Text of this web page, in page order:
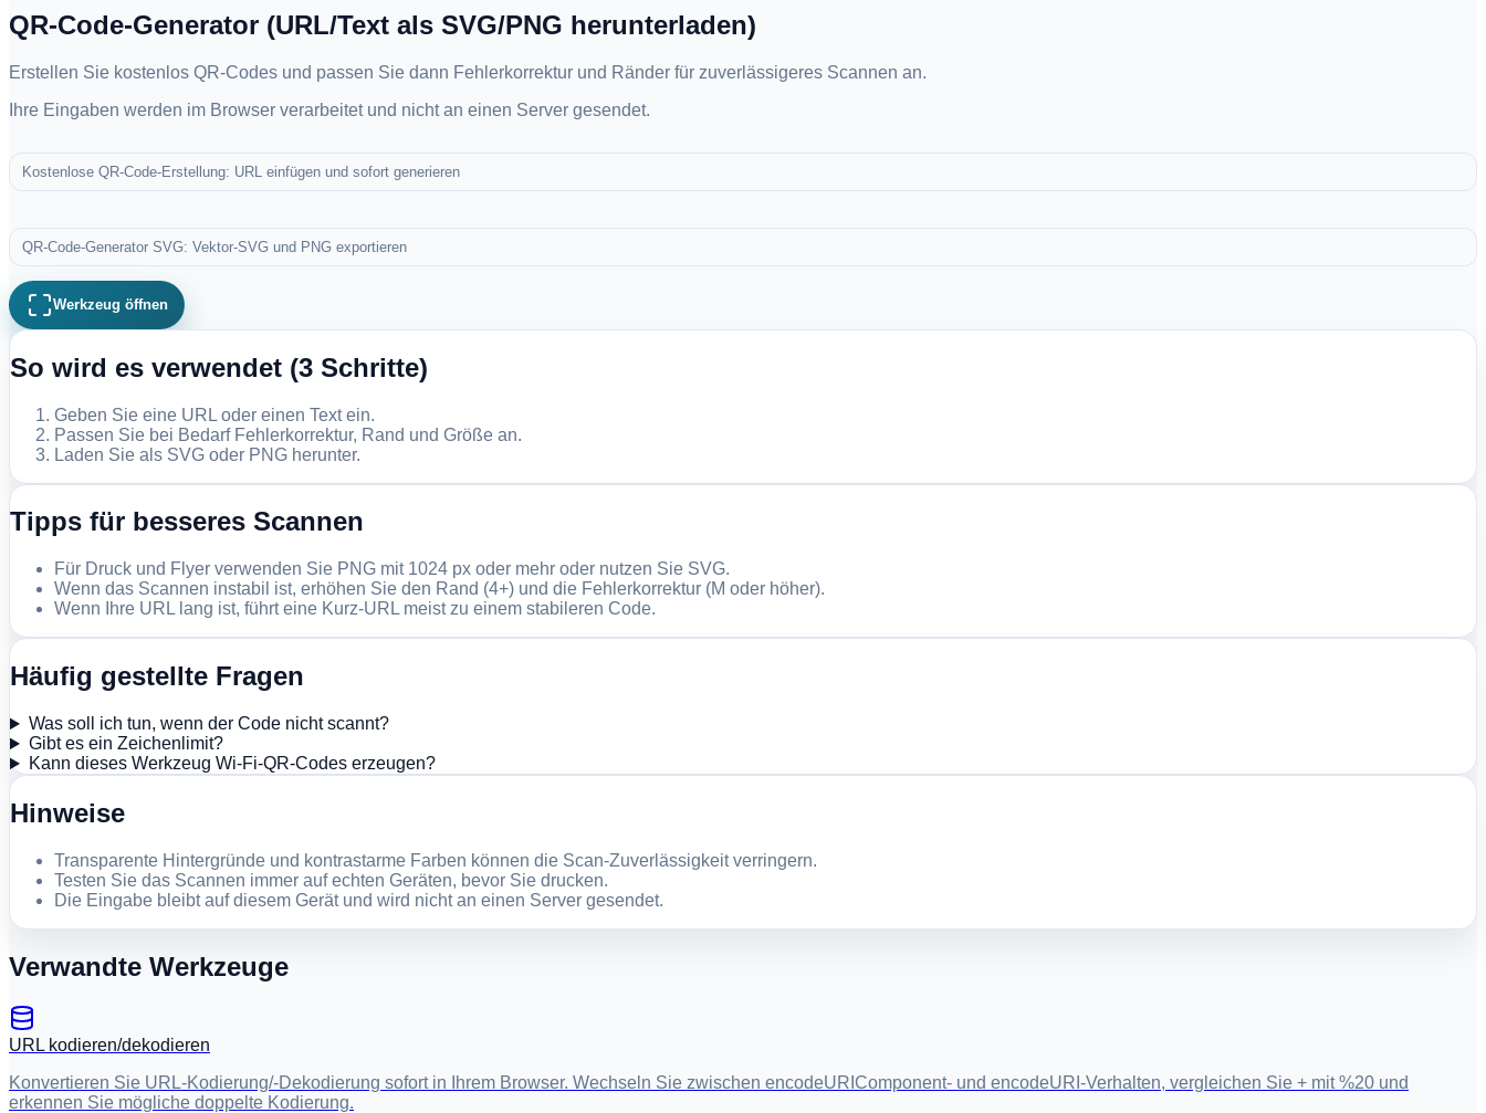
QR-Code-Generator (URL/Text als SVG/PNG herunterladen)
Erstellen Sie kostenlos QR-Codes und passen Sie dann Fehlerkorrektur und Ränder für zuverlässigeres Scannen an.
Ihre Eingaben werden im Browser verarbeitet und nicht an einen Server gesendet.
Kostenlose QR-Code-Erstellung: URL einfügen und sofort generieren
QR-Code-Generator SVG: Vektor-SVG und PNG exportieren
Werkzeug öffnen
So wird es verwendet (3 Schritte)
Geben Sie eine URL oder einen Text ein.
Passen Sie bei Bedarf Fehlerkorrektur, Rand und Größe an.
Laden Sie als SVG oder PNG herunter.
Tipps für besseres Scannen
Für Druck und Flyer verwenden Sie PNG mit 1024 px oder mehr oder nutzen Sie SVG.
Wenn das Scannen instabil ist, erhöhen Sie den Rand (4+) und die Fehlerkorrektur (M oder höher).
Wenn Ihre URL lang ist, führt eine Kurz-URL meist zu einem stabileren Code.
Häufig gestellte Fragen
Was soll ich tun, wenn der Code nicht scannt?
Gibt es ein Zeichenlimit?
Kann dieses Werkzeug Wi-Fi-QR-Codes erzeugen?
Hinweise
Transparente Hintergründe und kontrastarme Farben können die Scan-Zuverlässigkeit verringern.
Testen Sie das Scannen immer auf echten Geräten, bevor Sie drucken.
Die Eingabe bleibt auf diesem Gerät und wird nicht an einen Server gesendet.
Verwandte Werkzeuge
URL kodieren/dekodieren
Konvertieren Sie URL-Kodierung/-Dekodierung sofort in Ihrem Browser. Wechseln Sie zwischen encodeURIComponent- und encodeURI-Verhalten, vergleichen Sie + mit %20 und
erkennen Sie mögliche doppelte Kodierung.